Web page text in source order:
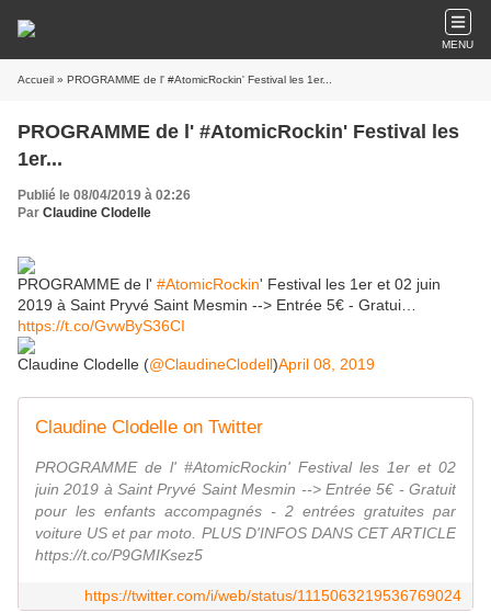
MENU
Accueil » PROGRAMME de l' #AtomicRockin' Festival les 1er...
PROGRAMME de l' #AtomicRockin' Festival les
1er...
Publié le 08/04/2019 à 02:26
Par Claudine Clodelle
PROGRAMME de l' #AtomicRockin' Festival les 1er et 02 juin
2019 à Saint Pryvé Saint Mesmin --> Entrée 5€ - Gratui…
https://t.co/GvwByS36CI
Claudine Clodelle (@ClaudineClodell)April 08, 2019
Claudine Clodelle on Twitter
PROGRAMME de l' #AtomicRockin' Festival les 1er et 02
juin 2019 à Saint Pryvé Saint Mesmin --> Entrée 5€ - Gratuit
pour les enfants accompagnés - 2 entrées gratuites par
voiture US et par moto. PLUS D'INFOS DANS CET ARTICLE
https://t.co/P9GMIKsez5
https://twitter.com/i/web/status/1115063219536769024